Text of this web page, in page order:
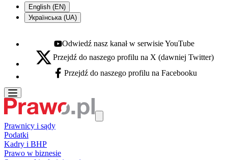
English (EN)
Українська (UA)
Youtube - otwiera się w nowej karcie
Odwiedź nasz kanał w serwisie YouTube
X - otwiera się w nowej karcie
Przejdź do naszego profilu na X (dawniej Twitter)
Facebook - otwiera się w nowej karcie
Przejdź do naszego profilu na Facebooku
Prawnicy i sądy
Podatki
Kadry i BHP
Prawo w biznesie